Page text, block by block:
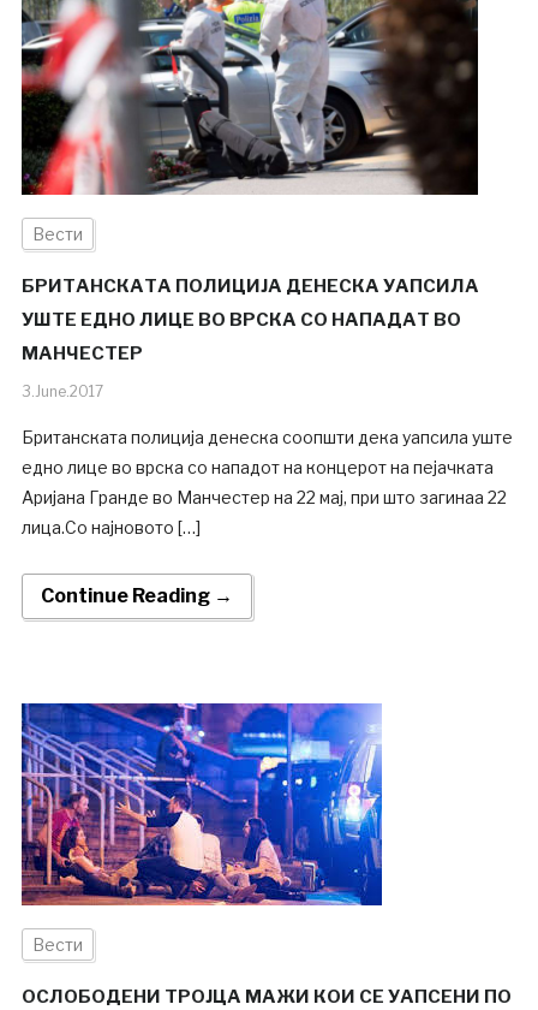
Вести
БРИТАНСКАТА ПОЛИЦИЈА ДЕНЕСКА УАПСИЛА
УШТЕ ЕДНО ЛИЦЕ ВО ВРСКА СО НАПАДАТ ВО
МАНЧЕСТЕР
3.June.2017
Британската полиција денеска соопшти дека уапсила уште
едно лице во врска со нападот на концерот на пејачката
Аријана Гранде во Манчестер на 22 мај, при што загинаа 22
лица.Со најновото […]
Continue Reading →
Вести
ОСЛОБОДЕНИ ТРОЈЦА МАЖИ КОИ СЕ УАПСЕНИ ПО